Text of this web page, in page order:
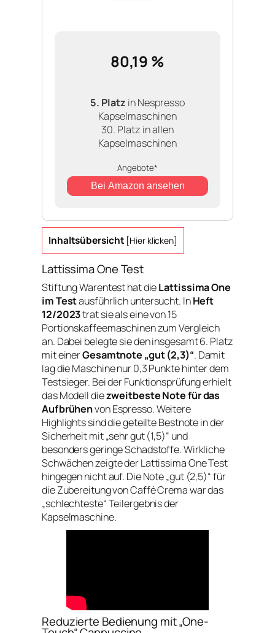
80,19 %
5. Platz in Nespresso
Kapselmaschinen
30. Platz in allen
Kapselmaschinen
Angebote*
Bei Amazon ansehen
Inhaltsübersicht [Hier klicken]
Lattissima One Test
Stiftung Warentest hat dieLattissima One
im Testausführlich untersucht. InHeft
12/2023trat sie als eine von 15
Portionskaffeemaschinen zum Vergleich
an. Dabei belegte sie den insgesamt 6. Platz
mit einerGesamtnote „gut (2,3)“. Damit
lag die Maschine nur 0,3 Punkte hinter dem
Testsieger. Bei der Funktionsprüfung erhielt
das Modell diezweitbeste Note für das
Aufbrühenvon Espresso. Weitere
Highlights sind die geteilte Bestnote in der
Sicherheit mit „sehr gut (1,5)“ und
besonders geringe Schadstoffe. Wirkliche
Schwächen zeigte der Lattissima One Test
hingegen nicht auf. Die Note „gut (2,5)“ für
die Zubereitung von Caffé Crema war das
„schlechteste“ Teilergebnis der
Kapselmaschine.
Reduzierte Bedienung mit „One-